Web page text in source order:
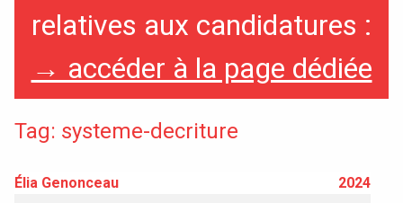
Graphisme, médias, médiations
Espace, Usages, Territoires
relatives aux candidatures :
→ accéder à la page dédiée
Tag: systeme-decriture
Élia Genonceau 2024